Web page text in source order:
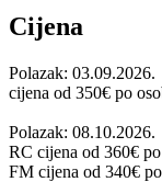
Cijena
Polazak: 03.09.2026.
cijena od 350€ po
Polazak: 08.10.2026.
RC cijena od 360€
FM cijena od 340€